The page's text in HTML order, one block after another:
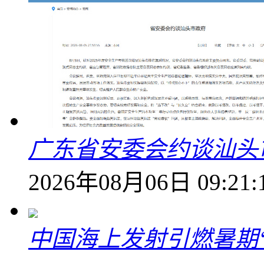
广东省安委会约谈汕
2026年08月06日
中国海上发射引燃暑